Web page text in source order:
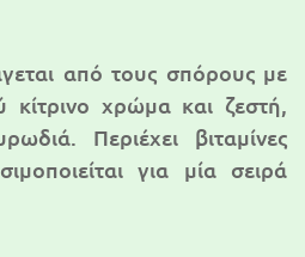
από τους σπόρους με
κίτρινο χρώμα και ζεστή,
Περιέχει βιταμίνες
για μία σειρά